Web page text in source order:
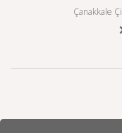
Çanakkale